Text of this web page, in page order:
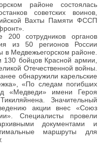
районе состоялась
советских воинов,
Вахты Памяти ФССП
сотрудников органов
из 50 регионов России
в Медвежьегорском районе.
130 бойцов Красной армии,
Отечественной войны.
обнаружили карельские
«По следам погибших
«Медведи» имени Героя
Значительный
акции внес «Союз
Специалисты провели
документами и
маршруты для